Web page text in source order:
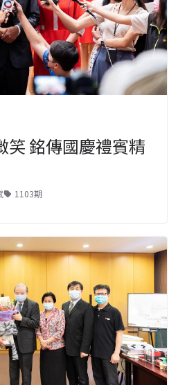
笑 銘傳國慶禮賓精
1103期